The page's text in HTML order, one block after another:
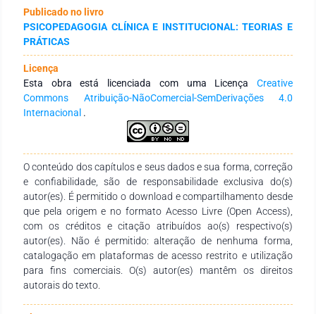
forma, investigar como os dois fatores impactam no
processo de ensino e aprendizagem dos alunos de como a
mesma se processa, ou seja, de que maneira os alunos
aprendem e também quais os fenômenos que os influenciam.
Dentre os teóricos que deram escopo teórico para esta
pesquisa, destacamos na temática de Motivação Oliveira
(1997), Muniz (2014), Sartório (2009) e no tocante a
abordagem sobre Autoestima temos Michelli (2012), Maia
(2014), Maturana (2002), Romero (1995) e Relva (2014). O
método utilizado para o desenvolvimento desta investigação
empreendeu uma interpretação dinâmica da realidade dos
atores sociais investigados, não dissociando da análise os
aspectos do contexto social e cultural dos envolvidos, bem
como análise e reflexão dos fatores de auto estima e
motivação como fator de incidência sobre aprendizagem, na
tentativa de responder aos elementos indicados pelo corpo
docente e equipe diretiva, para que, a partir do aporte teórico
obtivéssemos o entendimento e possível superação do
problema. Portanto, foi necessária uma escuta ativa das
Publicado no livro
PSICOPEDAGOGIA CLÍNICA E INSTITUCIONAL: TEORIAS E
PRÁTICAS
Licença
Esta obra está licenciada com uma Licença Creative
Commons Atribuição-NãoComercial-SemDerivações 4.0
Internacional .
O conteúdo dos capítulos e seus dados e sua forma, correção
e confiabilidade, são de responsabilidade exclusiva do(s)
autor(es). É permitido o download e compartilhamento desde
que pela origem e no formato Acesso Livre (Open Access),
com os créditos e citação atribuídos ao(s) respectivo(s)
autor(es). Não é permitido: alteração de nenhuma forma,
catalogação em plataformas de acesso restrito e utilização
para fins comerciais. O(s) autor(es) mantêm os direitos
autorais do texto.